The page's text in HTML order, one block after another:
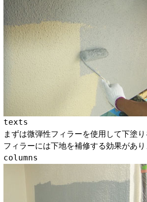
texts
まずは微弾性フィラーを使用して下塗り
フィラーには下地を補修する効果があり
columns